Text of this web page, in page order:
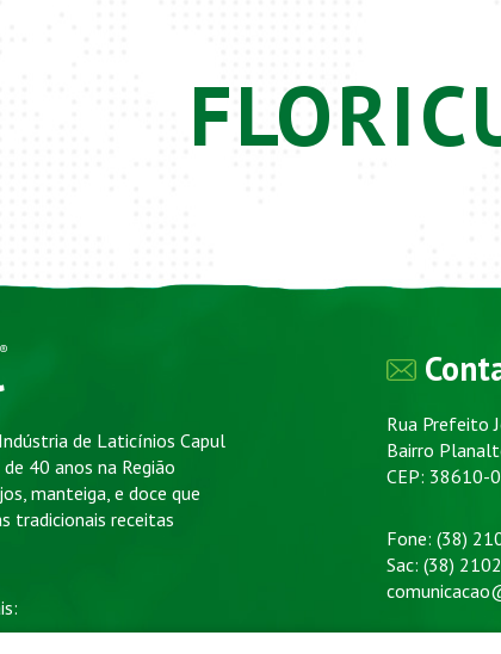
de Laticínios Capul
40 anos na Região
manteiga, e doce que
tradicionais receitas
Rua Prefeito
Bairro
CEP: 38610-
Fone: (38)
Sac: (38)